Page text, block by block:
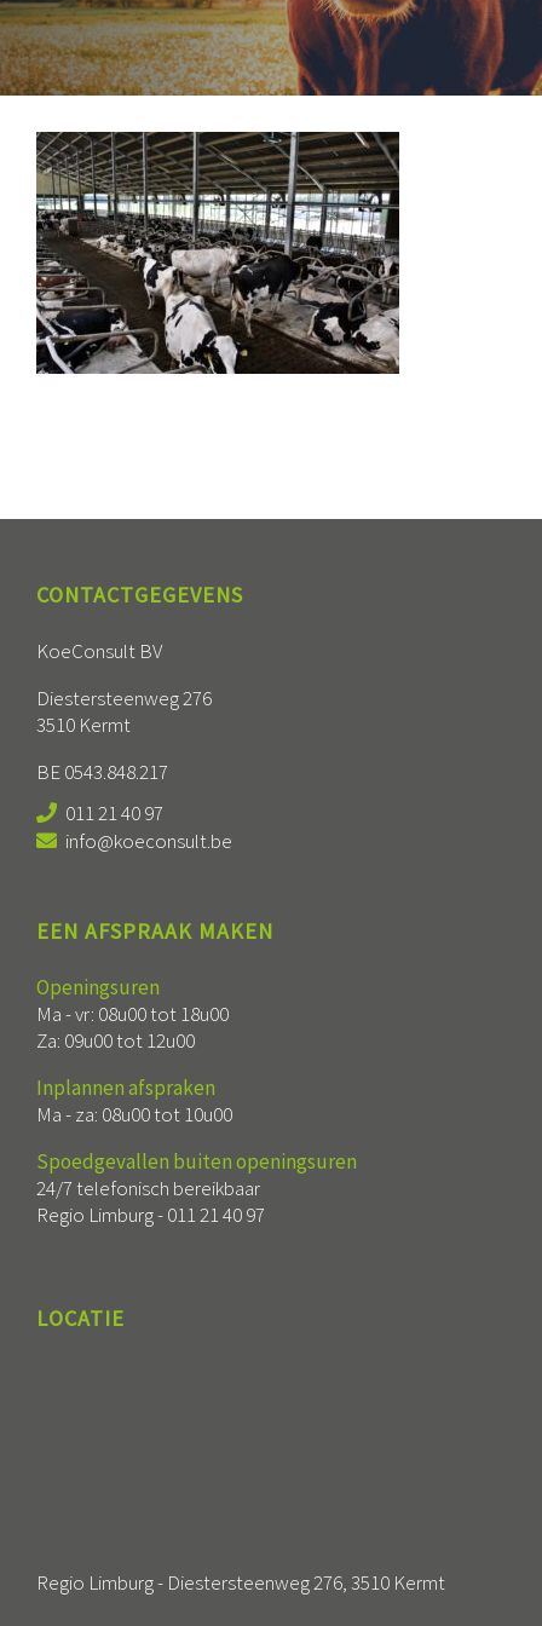
CONTACTGEGEVENS
KoeConsult BV
Diestersteenweg 276
3510 Kermt
BE 0543.848.217
011 21 40 97
info@koeconsult.be
EEN AFSPRAAK MAKEN
Openingsuren
Ma - vr: 08u00 tot 18u00
Za: 09u00 tot 12u00
Inplannen afspraken
Ma - za: 08u00 tot 10u00
Spoedgevallen buiten openingsuren
24/7 telefonisch bereikbaar
Regio Limburg -011 21 40 97
LOCATIE
Regio Limburg - Diestersteenweg 276, 3510 Kermt